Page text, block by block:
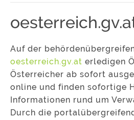
Auf der
oesterreich.gv.at erledigen
Österreicher ab sofort
online und finden sofortige
Informationen rund um
Durch die